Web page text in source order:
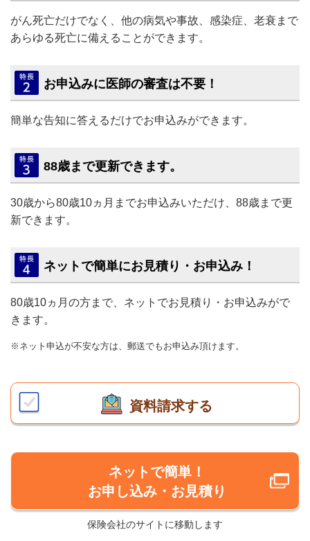
がん死亡だけでなく、他の病気や事故、感染症、老衰まで
あらゆる死亡に備えることができます。
お申込みに医師の審査は不要！
簡単な告知に答えるだけでお申込みができます。
88歳まで更新できます。
30歳から80歳10ヵ月までお申込みいただけ、88歳まで更
新できます。
ネットで簡単にお見積り・お申込み！
80歳10ヵ月の方まで、ネットでお見積り・お申込みがで
きます。
※ネット申込が不安な方は、郵送でもお申込み頂けます。
資料請求する
ネットで簡単！
お申し込み・お見積り
保険会社のサイトに移動します